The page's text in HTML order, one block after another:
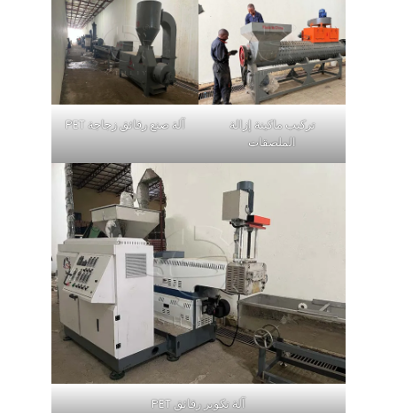
تركيب ماكينة إزالة
آلة صنع رقائق زجاجة PET
آلة تكوير رقائق PET